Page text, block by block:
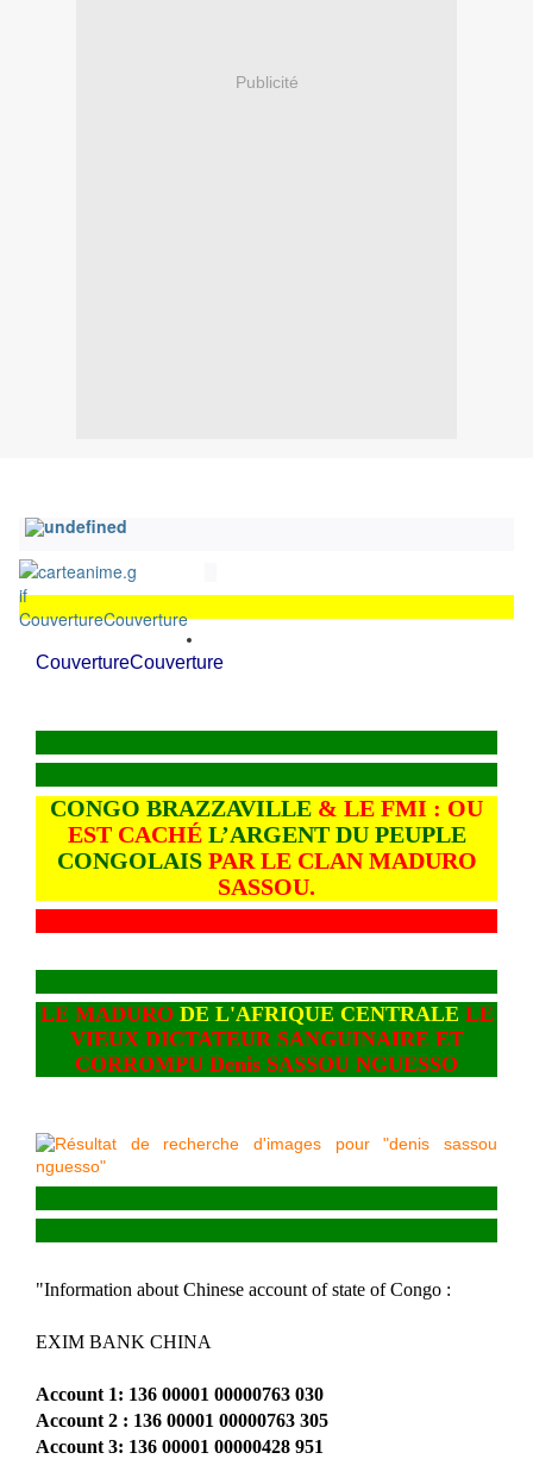
Publicité
CouvertureCouverture
CouvertureCouverture
CONGO BRAZZAVILLE & LE FMI : OU
EST CACHÉ L’ARGENT DU PEUPLE
CONGOLAISPAR LE CLAN MADURO
SASSOU.
LE MADURO DE L'AFRIQUE CENTRALE LE
VIEUX DICTATEUR SANGUINAIRE ET
CORROMPU Denis SASSOU NGUESSO
"Information about Chinese account of state of Congo :
EXIM BANK CHINA
Account 1: 136 00001 00000763 030
Account 2 : 136 00001 00000763 305
Account 3: 136 00001 00000428 951